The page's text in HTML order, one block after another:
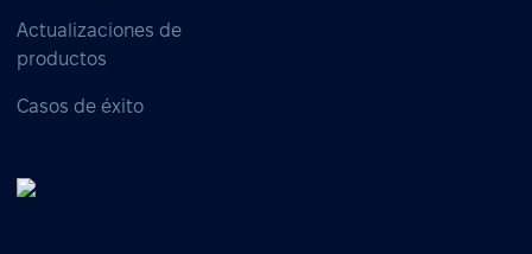
Actualizaciones de
productos
Casos de éxito